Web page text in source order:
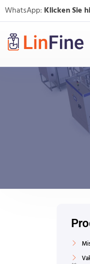
WhatsApp: Klicken Sie